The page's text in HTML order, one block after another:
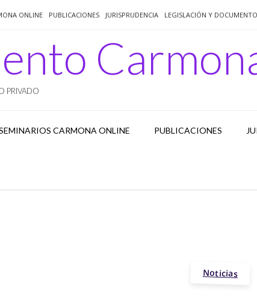
ONLINE PUBLICACIONES JURISPRUDENCIA LEGISLACIÓN Y
PRIVADO
CARMONA ONLINE PUBLICACIONES
Noticias